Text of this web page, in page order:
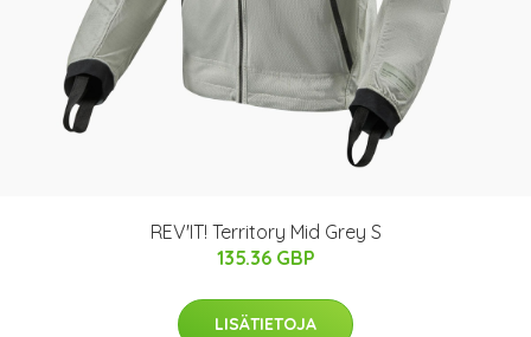
REV'IT! Territory Mid Grey S
135.36 GBP
LISÄTIETOJA